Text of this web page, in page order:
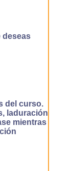
deseas
del curso.
laduración
mientras